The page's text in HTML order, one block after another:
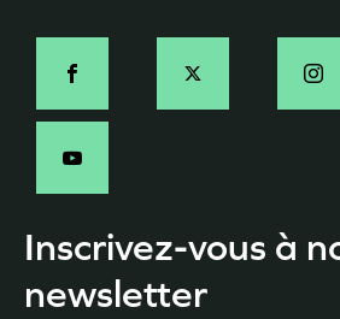
Social
Inscrivez-vous à
newsletter